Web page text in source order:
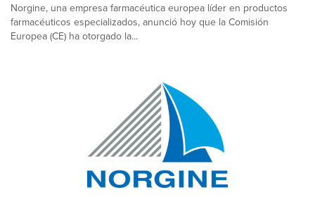
Norgine, una empresa farmacéutica europea líder en productos
farmacéuticos especializados, anunció hoy que la Comisión
Europea (CE) ha otorgado la...